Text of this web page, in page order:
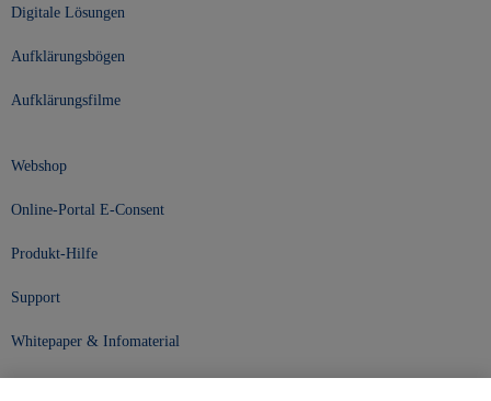
Digitale Lösungen
Aufklärungsbögen
Aufklärungsfilme
Webshop
Online-Portal E-Consent
Produkt-Hilfe
Support
Whitepaper & Infomaterial